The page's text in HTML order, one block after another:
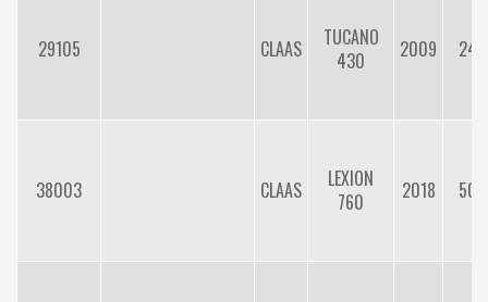
29105 CLAAS
TUCANO
430
2009 240
38003 CLAAS
LEXION
760
2018 500